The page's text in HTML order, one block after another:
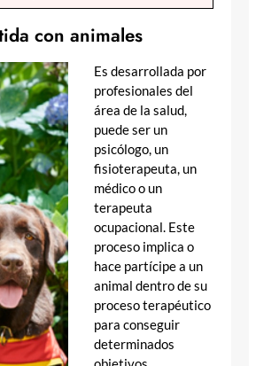
con animales
Es desarrollada por
profesionales del
área de la salud,
puede ser un
psicólogo, un
fisioterapeuta, un
médico o un
terapeuta
ocupacional. Este
proceso implica o
hace partícipe a un
animal dentro de su
proceso terapéutico
para conseguir
determinados